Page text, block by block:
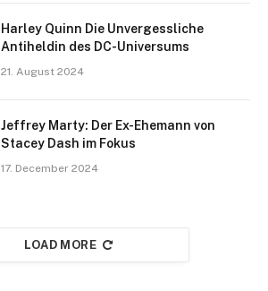
Harley Quinn Die Unvergessliche
Antiheldin des DC-Universums
21. August 2024
Jeffrey Marty: Der Ex-Ehemann von
Stacey Dash im Fokus
17. December 2024
LOAD MORE